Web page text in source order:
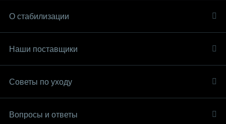
О стабилизации
Наши поставщики
Советы по уходу
Вопросы и ответы